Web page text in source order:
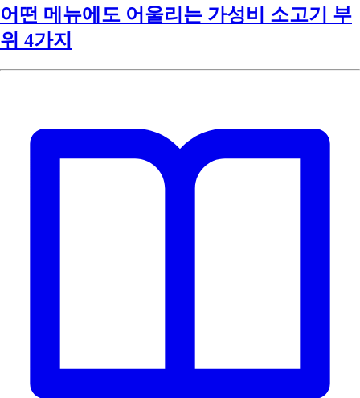
어떤 메뉴에도 어울리는 가성비 소고기 부
위 4가지